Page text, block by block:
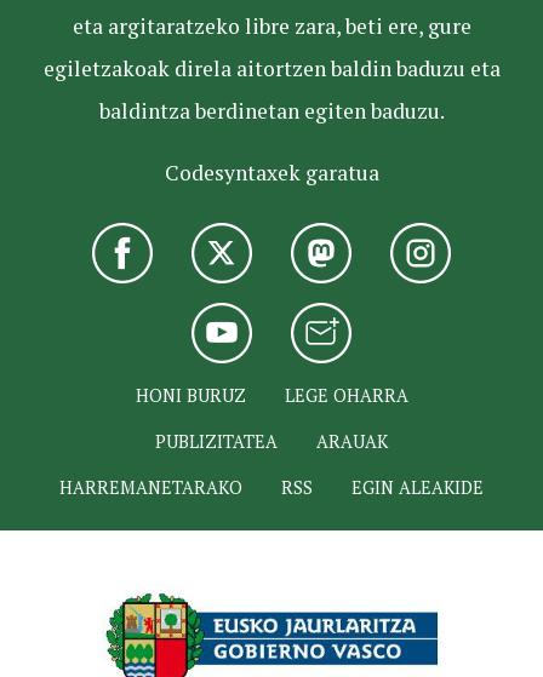
eta argitaratzeko libre zara, beti ere, gure
egiletzakoak direla aitortzen baldin baduzu eta
baldintza berdinetan egiten baduzu.
Codesyntaxek garatua
HONI BURUZ
LEGE OHARRA
PUBLIZITATEA
ARAUAK
HARREMANETARAKO
RSS EGIN ALEAKIDE